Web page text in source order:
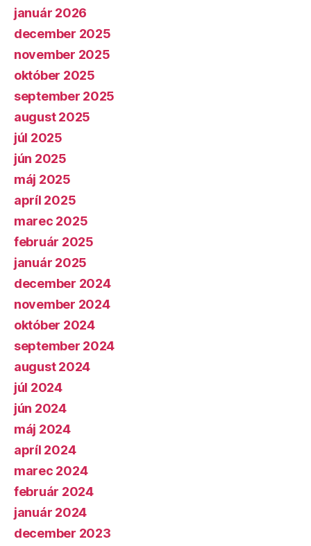
január 2026
december 2025
november 2025
október 2025
september 2025
august 2025
júl 2025
jún 2025
máj 2025
apríl 2025
marec 2025
február 2025
január 2025
december 2024
november 2024
október 2024
september 2024
august 2024
júl 2024
jún 2024
máj 2024
apríl 2024
marec 2024
február 2024
január 2024
december 2023